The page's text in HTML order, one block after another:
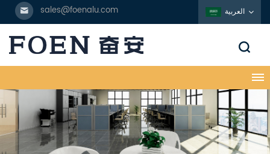
sales@foenalu.com العربية